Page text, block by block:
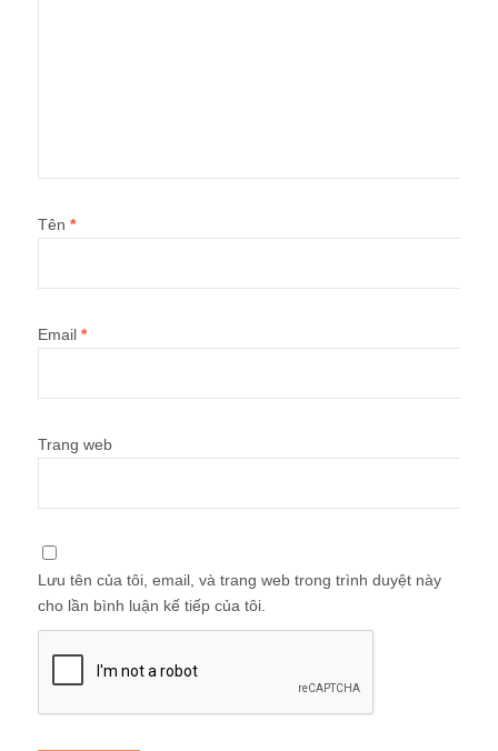
Tên *
Email *
Trang web
Lưu tên của tôi, email, và trang web trong trình duyệt này
cho lần bình luận kế tiếp của tôi.